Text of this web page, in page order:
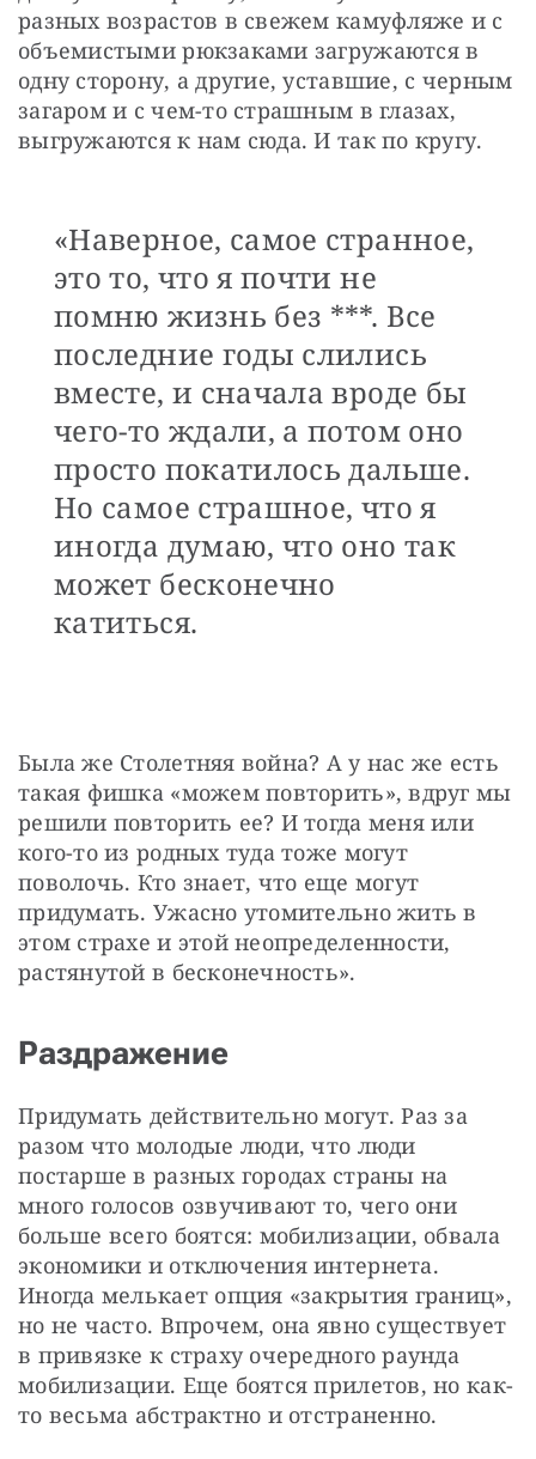
разных возрастов в свежем камуфляже и с
объемистыми рюкзаками загружаются в
одну сторону, а другие, уставшие, с черным
загаром и с чем-то страшным в глазах,
выгружаются к нам сюда. И так по кругу.
«Наверное, самое странное,
это то, что я почти не
помню жизнь без ***. Все
последние годы слились
вместе, и сначала вроде бы
чего-то ждали, а потом оно
просто покатилось дальше.
Но самое страшное, что я
иногда думаю, что оно так
может бесконечно
катиться.
Была же Столетняя война? А у нас же есть
такая фишка «можем повторить», вдруг мы
решили повторить ее? И тогда меня или
кого-то из родных туда тоже могут
поволочь. Кто знает, что еще могут
придумать. Ужасно утомительно жить в
этом страхе и этой неопределенности,
растянутой в бесконечность».
Раздражение
Придумать действительно могут. Раз за
разом что молодые люди, что люди
постарше в разных городах страны на
много голосов озвучивают то, чего они
больше всего боятся: мобилизации, обвала
экономики и отключения интернета.
Иногда мелькает опция «закрытия границ»,
но не часто. Впрочем, она явно существует
в привязке к страху очередного раунда
мобилизации. Еще боятся прилетов, но как-
то весьма абстрактно и отстраненно.